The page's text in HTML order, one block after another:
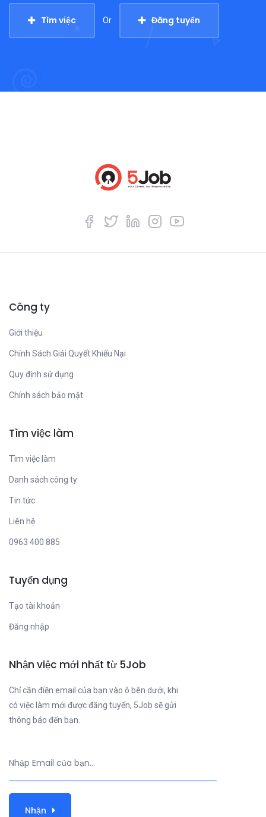
Tìm việc Or Đăng tuyển
Công ty
Giới thiệu
Chính Sách Giải Quyết Khiếu Nại
Quy định sử dụng
Chính sách bảo mật
Tìm việc làm
Tìm việc làm
Danh sách công ty
Tin tức
Liên hệ
0963 400 885
Tuyển dụng
Tạo tài khoản
Đăng nhập
Nhận việc mới nhất từ 5Job
Chỉ cần điền email của bạn vào ô bên dưới, khi
có việc làm mới được đăng tuyển, 5Job sẽ gửi
thông báo đến bạn.
Nhận